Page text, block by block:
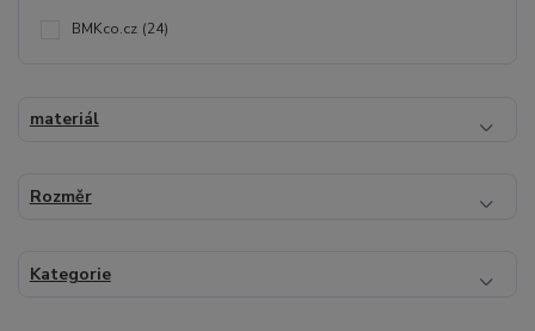
BMKco.cz (24)
materiál
Rozměr
Kategorie